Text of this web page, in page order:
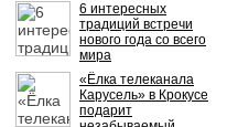
6 интересных
традиций встречи
нового года со всего
мира
«Ёлка телеканала
Карусель» в Крокусе
подарит